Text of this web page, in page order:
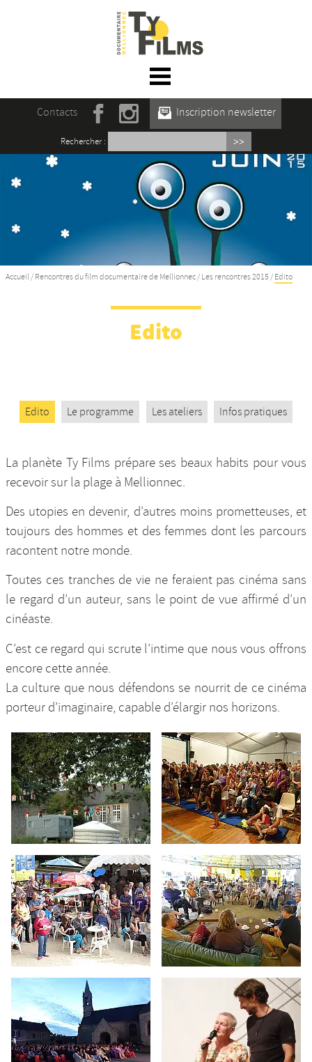
☰ Menu
Accueil
Actualités
L’association
Rencontres du film documentaire de
Mellionnec
Projections
Se former
Nos productions et +
Contacts Inscription newsletter
Rechercher :
Accueil / Rencontres du film documentaire de Mellionnec / Les rencontres 2015 / Edito
Edito
Edito Le programme Les ateliers Infos pratiques
La planète Ty Films prépare ses beaux habits pour vous
recevoir sur la plage à Mellionnec.
Des utopies en devenir, d’autres moins prometteuses, et
toujours des hommes et des femmes dont les parcours
racontent notre monde.
Toutes ces tranches de vie ne feraient pas cinéma sans
le regard d’un auteur, sans le point de vue affirmé d’un
cinéaste.
C’est ce regard qui scrute l’intime que nous vous offrons
encore cette année.
La culture que nous défendons se nourrit de ce cinéma
porteur d’imaginaire, capable d’élargir nos horizons.